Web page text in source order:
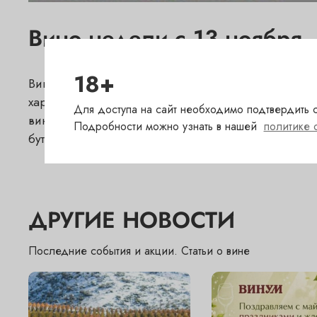
Вино недели с 13 ноября
Вино недели с 13 ноября - яркое и фруктовое
характерной ароматикой сочной вишни и
вино удивительно гастрономичным, оно
бутиках "Винум" это вино можно попробовать и
ДРУГИЕ НОВОСТИ
Последние события и акции. Статьи о вине
18+
Для доступа на сайт необходимо
Подробности можно узнать в нашей политике